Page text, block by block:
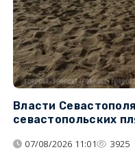
Власти
севастопольских
07/08/2026 11:01 3925